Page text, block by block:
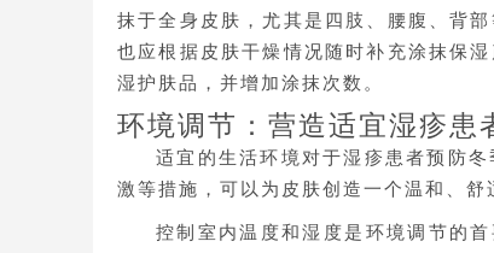
抹于全身皮肤，尤其是四肢、腰腹、背
也应根据皮肤干燥情况随时补充涂抹保
湿护肤品，并增加涂抹次数。
环境调节：营造适宜湿疹患
适宜的生活环境对于湿疹患者预防
激等措施，可以为皮肤创造一个温和、舒
控制室内温度和湿度是环境调节的